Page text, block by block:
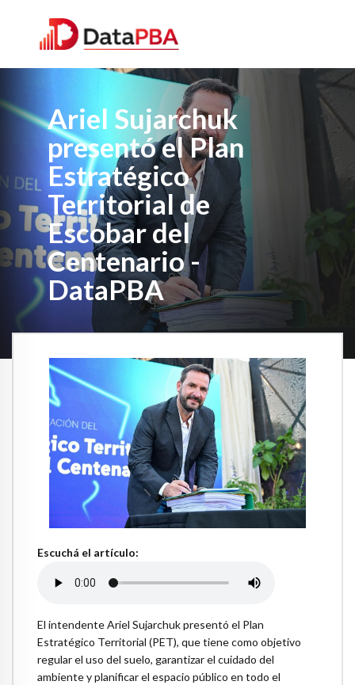
Ariel Sujarchuk
presentó el Plan
Estratégico
Territorial de
Escobar del
Centenario -
DataPBA
Escuchá el artículo:
El intendente Ariel Sujarchuk presentó el Plan
Estratégico Territorial (PET), que tiene como objetivo
regular el uso del suelo, garantizar el cuidado del
ambiente y planificar el espacio público en todo el